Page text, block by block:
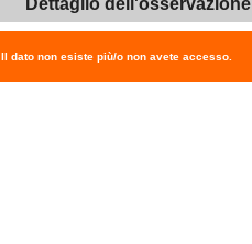
Dettaglio dell'osservazione
Il dato non esiste più/o non avete accesso.